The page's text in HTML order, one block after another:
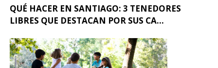
QUÉ HACER EN SANTIAGO: 3 TENEDORES
LIBRES QUE DESTACAN POR SUS CA...